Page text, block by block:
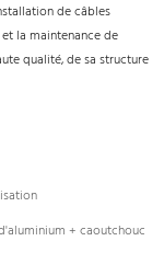
de câbles
la maintenance de
qualité, de sa structure
+ caoutchouc